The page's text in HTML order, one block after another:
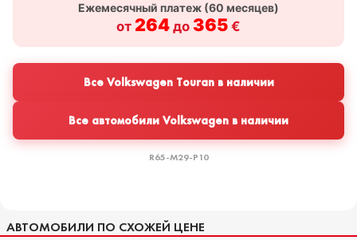
Ежемесячный платеж (60 месяцев)
от 264 до 365 €
Все Volkswagen Touran в наличии
Все автомобили Volkswagen в наличии
R65-M29-P10
АВТОМОБИЛИ ПО СХОЖЕЙ ЦЕНЕ